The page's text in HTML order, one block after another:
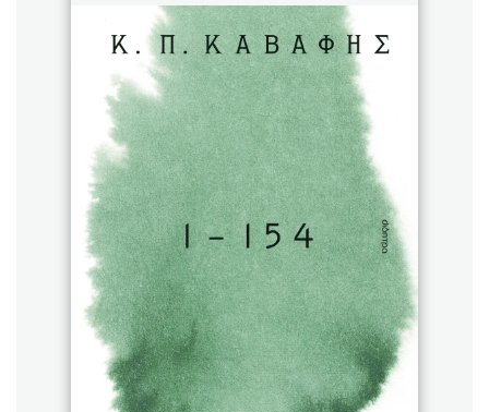
Χάρης Πολίτης
Καθρέφτης
Sebastian Fitzek
Playlist